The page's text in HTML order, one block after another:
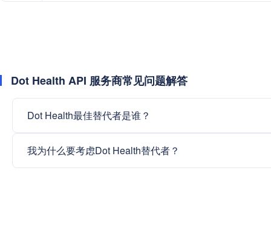
Dot Health API 服务商常见问题解答
Dot Health最佳替代者是谁？
我为什么要考虑Dot Health替代者？